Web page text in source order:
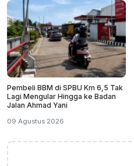
Pembeli BBM di SPBU Km 6,5 Tak
Lagi Mengular Hingga ke Badan
Jalan Ahmad Yani
09 Agustus 2026